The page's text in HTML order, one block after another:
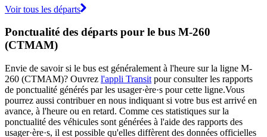
Voir tous les départs
Ponctualité des départs pour le bus M-260
(CTMAM)
Envie de savoir si le bus est généralement à l'heure sur la ligne M-
260 (CTMAM)? Ouvrez l'appli Transit pour consulter les rapports
de ponctualité générés par les usager·ère·s pour cette ligne.Vous
pourrez aussi contribuer en nous indiquant si votre bus est arrivé en
avance, à l'heure ou en retard. Comme ces statistiques sur la
ponctualité des véhicules sont générées à l'aide des rapports des
usager·ère·s, il est possible qu'elles diffèrent des données officielles